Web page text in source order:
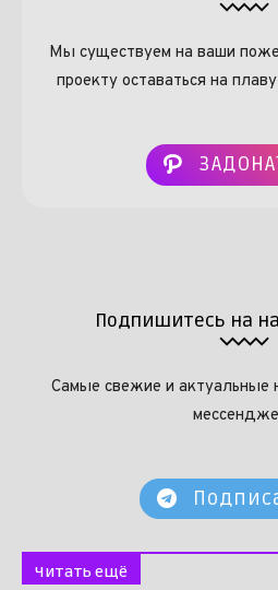
Мы существуем на ваши
проекту оставаться на
Подпишитесь на
Самые свежие и актуальные
Читать ещё